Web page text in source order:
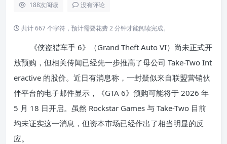
188次阅读 没有评论
共计 667 个字符，预计需要花费 2 分钟才能阅读完成。
《侠盗猎车手 6》（Grand Theft Auto VI）尚未正式开
放预购，但相关传闻已经先一步推高了母公司 Take-Two Int
eractive 的股价。近日有消息称，一封疑似来自联盟营销伙
伴平台的电子邮件显示，《GTA 6》预购可能将于 2026 年
5 月 18 日开启。虽然 Rockstar Games 与 Take-Two 目前
均未证实这一消息，但资本市场已经作出了相当明显的反
应。